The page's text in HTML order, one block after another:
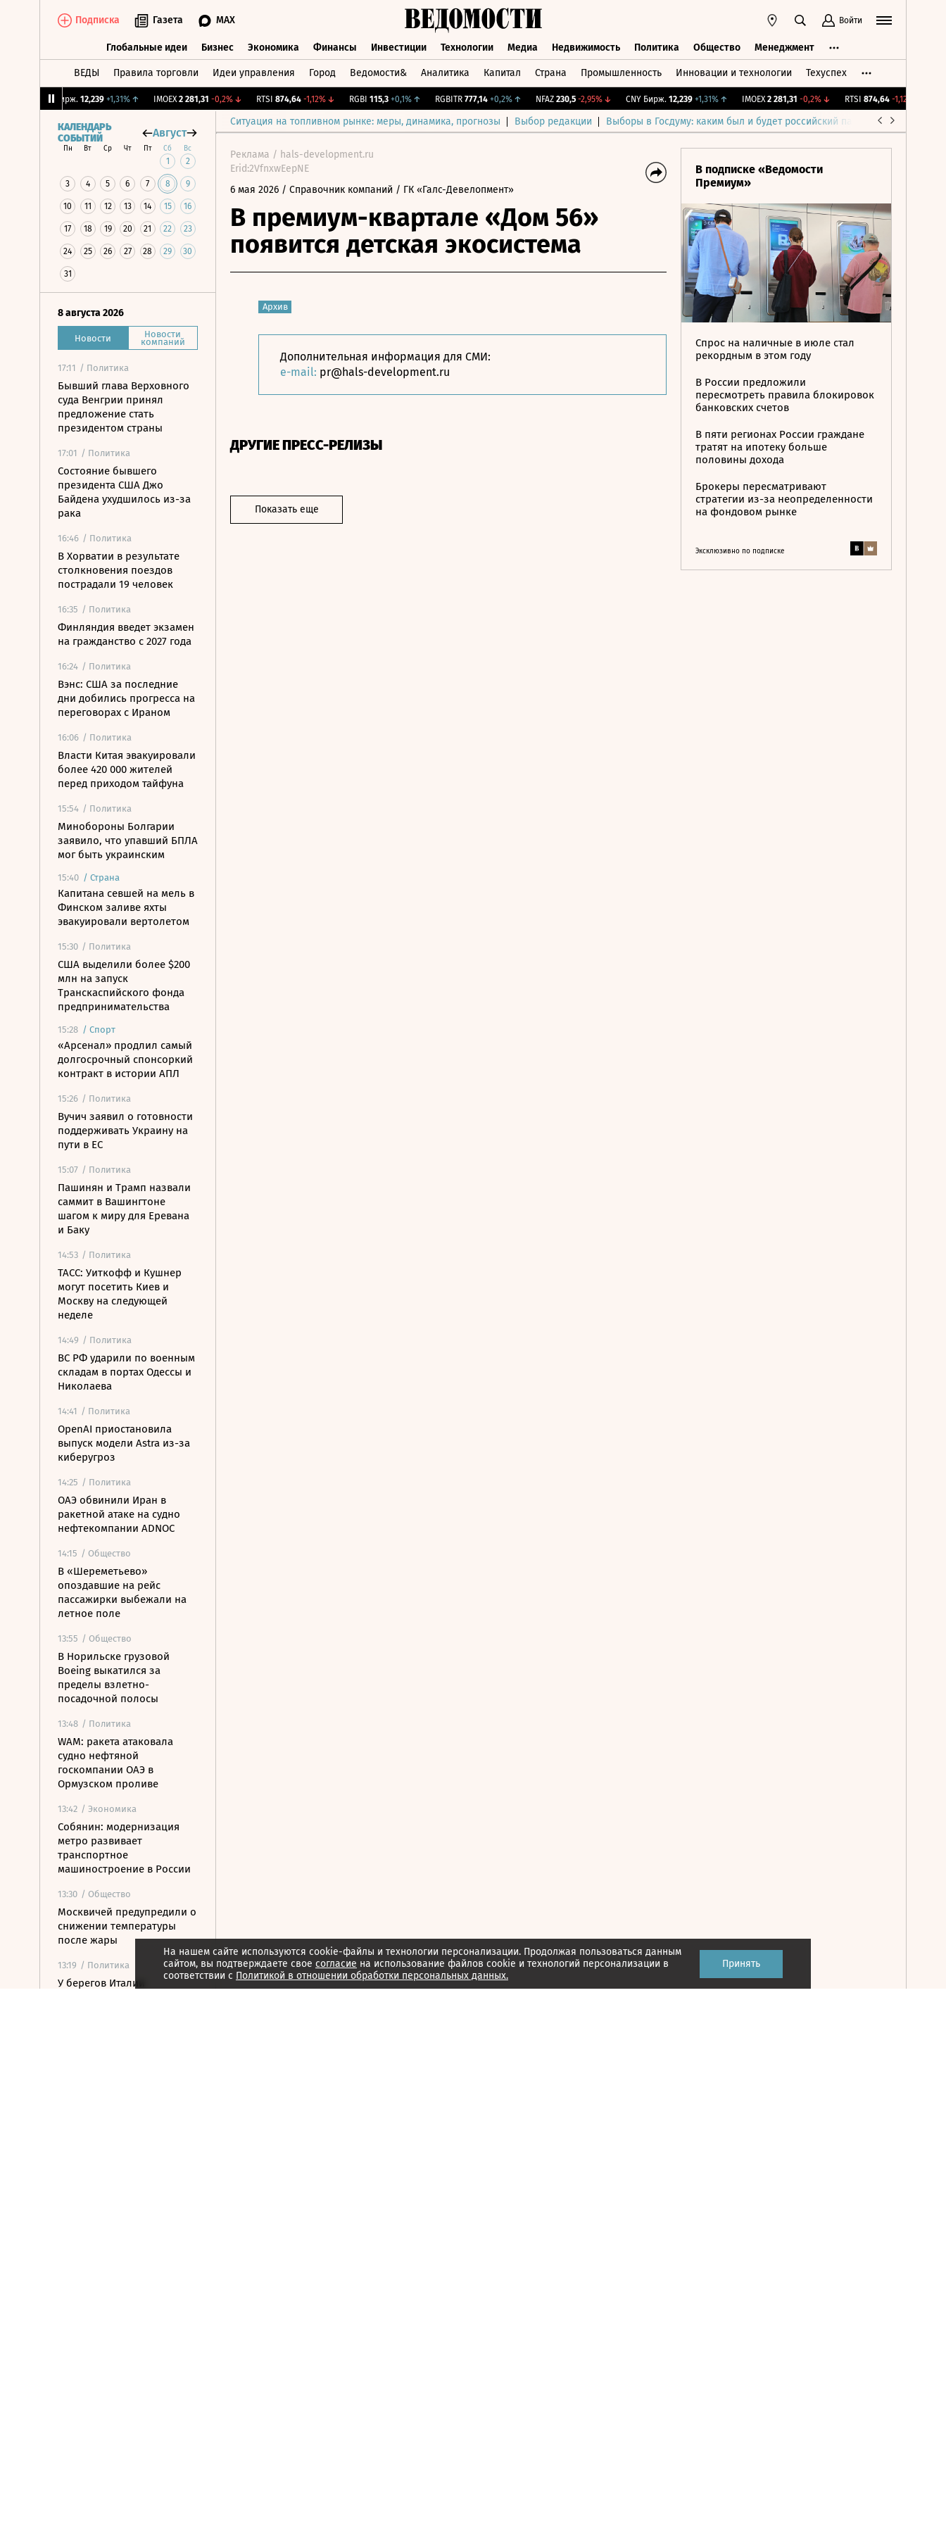
Подписка Газета MAX Войти
Глобальные идеи Бизнес Экономика Финансы Инвестиции Технологии Медиа Недвижимость Политика Общество Менеджмент
ВЕДЫ Правила торговли Идеи управления Город Ведомости& Аналитика Капитал Страна Промышленность Инновации и технологии Техуспех
CNY Бирж. 12,239 +1,31%↑ IMOEX 2 281,31 -0,2%↓ RTSI 874,64 -1,12% ↓ RGBI 115,3 +0,1% ↑ RGBITR 777,14 +0,2%↑ NFAZ 230,5 -2,95%↓ CNY Бирж. 12,239 +1,31%↑ IMOEX 2 281,31 -0,2%↓ RTSI 874,64 -1,12% ↓
Ситуация на топливном рынке: меры, динамика, прогнозы Выбор редакции Выборы в Госдуму: каким был и будет российский парламент
КАЛЕНДАРЬ
СОБЫТИЙ
Август
Пн Вт Ср Чт Пт Сб Вс
1 2
3 4 5 6 7 8 9
10 11 12 13 14 15 16
17 18 19 20 21 22 23
24 25 26 27 28 29 30
31
8 августа 2026
Новости Новости
компаний
17:11 / Политика
Бывший глава Верховного
суда Венгрии принял
предложение стать
президентом страны
17:01 / Политика
Состояние бывшего
президента США Джо
Байдена ухудшилось из-за
рака
16:46 / Политика
В Хорватии в результате
столкновения поездов
пострадали 19 человек
16:35 / Политика
Финляндия введет экзамен
на гражданство с 2027 года
16:24 / Политика
Вэнс: США за последние
дни добились прогресса на
переговорах с Ираном
16:06 / Политика
Власти Китая эвакуировали
более 420 000 жителей
перед приходом тайфуна
15:54 / Политика
Минобороны Болгарии
заявило, что упавший БПЛА
мог быть украинским
15:40 / Страна
Капитана севшей на мель в
Финском заливе яхты
эвакуировали вертолетом
15:30 / Политика
США выделили более $200
млн на запуск
Транскаспийского фонда
предпринимательства
15:28 / Спорт
«Арсенал» продлил самый
долгосрочный спонсоркий
контракт в истории АПЛ
15:26 / Политика
Вучич заявил о готовности
поддерживать Украину на
пути в ЕС
15:07 / Политика
Пашинян и Трамп назвали
саммит в Вашингтоне
шагом к миру для Еревана
и Баку
14:53 / Политика
ТАСС: Уиткофф и Кушнер
могут посетить Киев и
Москву на следующей
неделе
14:49 / Политика
ВС РФ ударили по военным
складам в портах Одессы и
Николаева
14:41 / Политика
OpenAI приостановила
выпуск модели Astra из-за
киберугроз
14:25 / Политика
ОАЭ обвинили Иран в
ракетной атаке на судно
нефтекомпании ADNOC
14:15 / Общество
В «Шереметьево»
опоздавшие на рейс
пассажирки выбежали на
летное поле
13:55 / Общество
В Норильске грузовой
Boeing выкатился за
пределы взлетно-
посадочной полосы
13:48 / Политика
WAM: ракета атаковала
судно нефтяной
госкомпании ОАЭ в
Ормузском проливе
13:42 / Экономика
Собянин: модернизация
метро развивает
транспортное
машиностроение в России
13:30 / Общество
Москвичей предупредили о
снижении температуры
после жары
13:19 / Политика
У берегов Италии
Реклама / hals-development.ru
Erid:2VfnxwEepNE
6 мая 2026 / Справочник компаний / ГК «Галс-Девелопмент»
В премиум-квартале «Дом 56»
появится детская экосистема
Архив
Дополнительная информация для СМИ:
e-mail: pr@hals-development.ru
ДРУГИЕ ПРЕСС-РЕЛИЗЫ
Показать еще
В подписке «Ведомости
Премиум»
Спрос на наличные в июле стал
рекордным в этом году
В России предложили
пересмотреть правила блокировок
банковских счетов
В пяти регионах России граждане
тратят на ипотеку больше
половины дохода
Брокеры пересматривают
стратегии из-за неопределенности
на фондовом рынке
Эксклюзивно по подписке
На нашем сайте используются cookie-файлы и технологии персонализации. Продолжая пользоваться данным
сайтом, вы подтверждаете свое согласие на использование файлов cookie и технологий персонализации в
соответствии с Политикой в отношении обработки персональных данных.
Принять